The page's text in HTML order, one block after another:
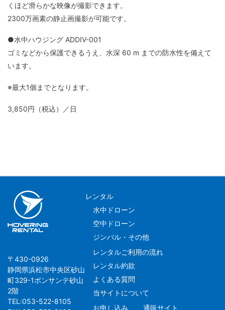
くほど滑らかな映像が撮影できます。
2300万画素の静止画撮影が可能です。
●水中ハウジング ADDIV-001
ゴミなどから保護できるうえ、水深 60 m までの防水性を備えて
います。
※最大1個までとなります。
3,850円（税込）／日
〒430-0926
静岡県浜松市中央区砂山
町329-1ボンサンテ砂山
2階
TEL:053-522-8105
レンタル
水中ドローン
空中ドローン
ジンバル・その他
レンタルご利用の流れ
レンタル約款
よくある質問
当サイトについて
お申し込み
通販サイト